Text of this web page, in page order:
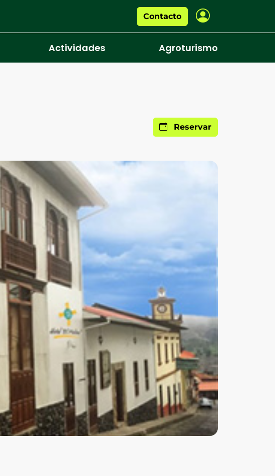
Contacto
Actividades Agroturismo
Reservar